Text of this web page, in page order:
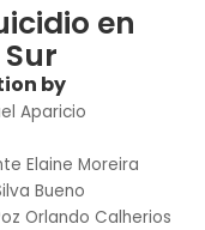
en
by
Aparicio
Elaine Moreira
Bueno
Orlando Calherios